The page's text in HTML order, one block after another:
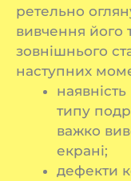
ретельно
вивчення його
зовнішнього
наступних
типу
важко
екрані;
дефекти